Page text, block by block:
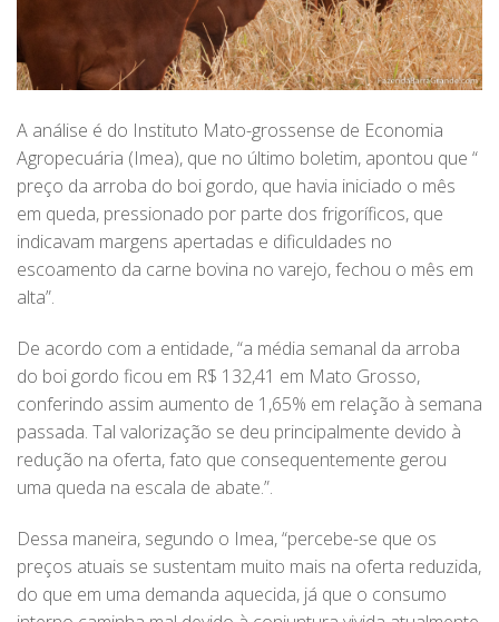
A análise é do Instituto Mato-grossense de Economia
Agropecuária (Imea), que no último boletim, apontou que “
preço da arroba do boi gordo, que havia iniciado o mês
em queda, pressionado por parte dos frigoríficos, que
indicavam margens apertadas e dificuldades no
escoamento da carne bovina no varejo, fechou o mês em
alta”.
De acordo com a entidade, “a média semanal da arroba
do boi gordo ficou em R$ 132,41 em Mato Grosso,
conferindo assim aumento de 1,65% em relação à semana
passada. Tal valorização se deu principalmente devido à
redução na oferta, fato que consequentemente gerou
uma queda na escala de abate.”.
Dessa maneira, segundo o Imea, “percebe-se que os
preços atuais se sustentam muito mais na oferta reduzida,
do que em uma demanda aquecida, já que o consumo